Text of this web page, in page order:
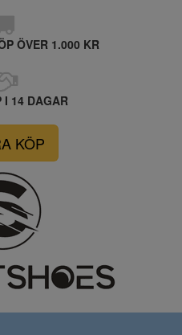
ÖVER 1.000 KR
I 14 DAGAR
KÖP